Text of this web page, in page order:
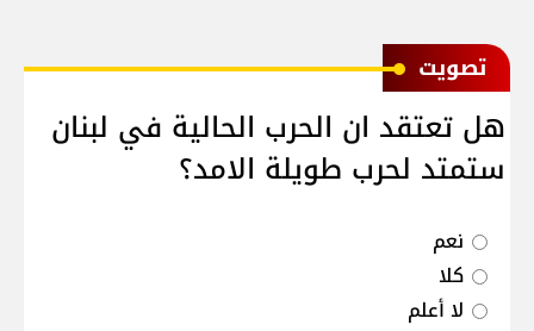
ﺗﺼﻮﻳﺖ
هل تعتقد ان الحرب الحالية في لبنان
ستمتد لحرب طويلة الامد؟
نعم
كلا
لا أعلم